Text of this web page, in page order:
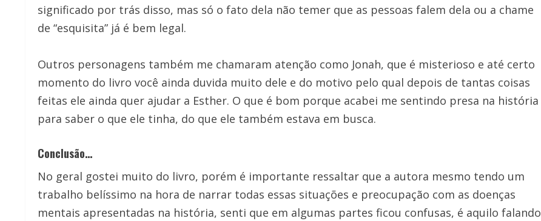
significado por trás disso, mas só o fato dela não temer que as pessoas falem dela ou a chame
de “esquisita” já é bem legal.
Outros personagens também me chamaram atenção como Jonah, que é misterioso e até certo
momento do livro você ainda duvida muito dele e do motivo pelo qual depois de tantas coisas
feitas ele ainda quer ajudar a Esther. O que é bom porque acabei me sentindo presa na história
para saber o que ele tinha, do que ele também estava em busca.
Conclusão…
No geral gostei muito do livro, porém é importante ressaltar que a autora mesmo tendo um
trabalho belíssimo na hora de narrar todas essas situações e preocupação com as doenças
mentais apresentadas na história, senti que em algumas partes ficou confusas, é aquilo falando